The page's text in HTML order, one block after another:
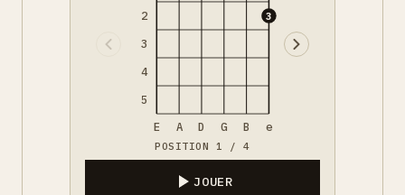
2
3
4
5
3
E A D G B e
POSITION 1 / 4
JOUER